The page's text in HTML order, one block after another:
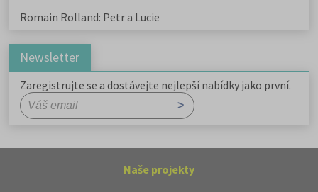
Romain Rolland: Petr a Lucie
Newsletter
Zaregistrujte se a dostávejte nejlepší nabídky jako první.
Naše projekty